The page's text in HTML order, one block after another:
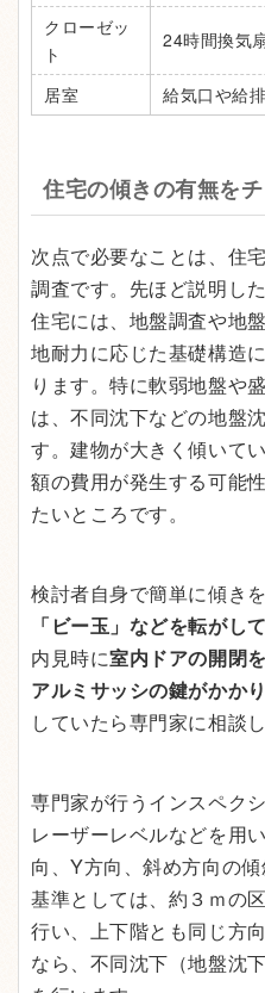
クローゼッ
ト
24時間換気
居室 給気口や給
住宅の傾きの有無を
次点で必要なことは、住
調査です。先ほど説明し
住宅には、地盤調査や地
地耐力に応じた基礎構造
ります。特に軟弱地盤や
は、不同沈下などの地盤
す。建物が大きく傾いて
額の費用が発生する可能
たいところです。
検討者自身で簡単に傾き
「ビー玉」などを転がし
内見時に室内ドアの開閉
アルミサッシの鍵がかか
していたら専門家に相談
専門家が行うインスペク
レーザーレベルなどを用
向、Y方向、斜め方向の
基準としては、約３ｍの
行い、上下階とも同じ方
なら、不同沈下（地盤沈